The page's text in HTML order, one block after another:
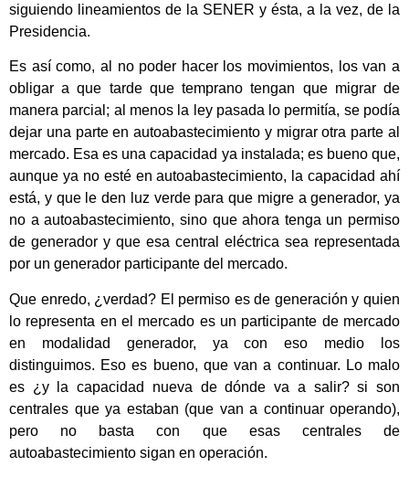
siguiendo lineamientos de la SENER y ésta, a la vez, de la
Presidencia.
Es así como, al no poder hacer los movimientos, los van a
obligar a que tarde que temprano tengan que migrar de
manera parcial; al menos la ley pasada lo permitía, se podía
dejar una parte en autoabastecimiento y migrar otra parte al
mercado. Esa es una capacidad ya instalada; es bueno que,
aunque ya no esté en autoabastecimiento, la capacidad ahí
está, y que le den luz verde para que migre a generador, ya
no a autoabastecimiento, sino que ahora tenga un permiso
de generador y que esa central eléctrica sea representada
por un generador participante del mercado.
Que enredo, ¿verdad? El permiso es de generación y quien
lo representa en el mercado es un participante de mercado
en modalidad generador, ya con eso medio los
distinguimos. Eso es bueno, que van a continuar. Lo malo
es ¿y la capacidad nueva de dónde va a salir? si son
centrales que ya estaban (que van a continuar operando),
pero no basta con que esas centrales de
autoabastecimiento sigan en operación.